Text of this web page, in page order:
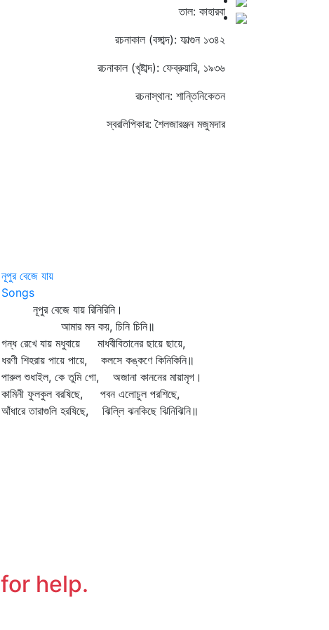
তাল: কাহারবা
রচনাকাল (বঙ্গাব্দ): ফাল্গুন ১৩৪২
রচনাকাল (খৃষ্টাব্দ): ফেব্রুয়ারি, ১৯৩৬
রচনাস্থান: শান্তিনিকেতন
স্বরলিপিকার: শৈলজারঞ্জন মজুমদার
নূপুর বেজে যায়
Songs
নূপুর বেজে যায় রিনিরিনি।
আমার মন কয়, চিনি চিনি॥
গন্ধ রেখে যায় মধুবায়ে মাধবীবিতানের ছায়ে ছায়ে,
ধরণী শিহরায় পায়ে পায়ে, কলসে কঙ্কণে কিনিকিনি॥
পারুল শুধাইল, কে তুমি গো, অজানা কাননের মায়ামৃগ।
কামিনী ফুলকুল বরষিছে, পবন এলোচুল পরশিছে,
আঁধারে তারাগুলি হরষিছে, ঝিল্লি ঝনকিছে ঝিনিঝিনি॥
for help.